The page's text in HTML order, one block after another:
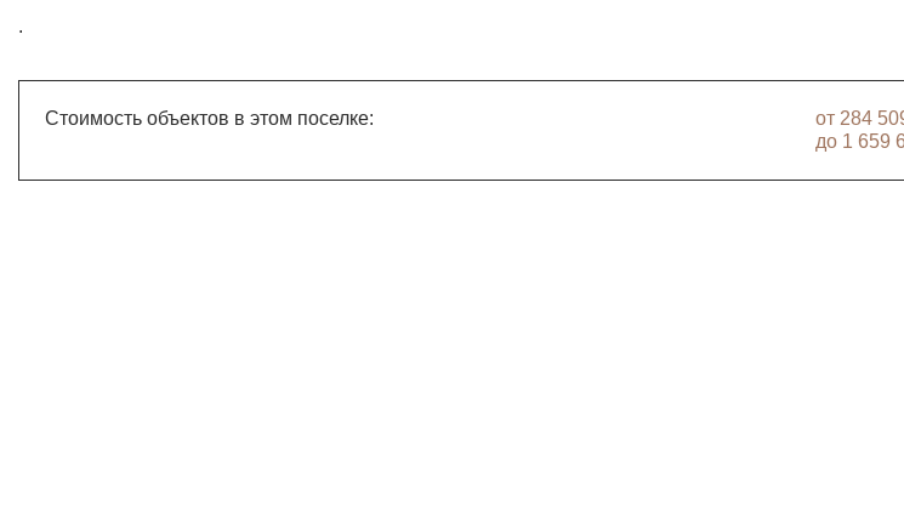
.
Стоимость объектов в этом поселке: от 284
до 1 659